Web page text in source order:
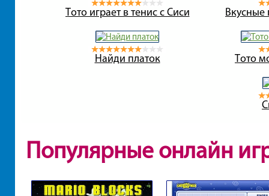
Тото играет в тенис с Сиси Вкусные
Найди платок Тото
Популярные онлайн